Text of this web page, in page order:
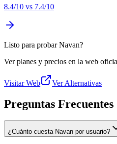
8.4/10 vs 7.4/10
Listo para probar Navan?
Ver planes y precios en la web
Visitar Web Ver Alternativas
Preguntas Frecuentes
¿Cuánto cuesta Navan por usuario?